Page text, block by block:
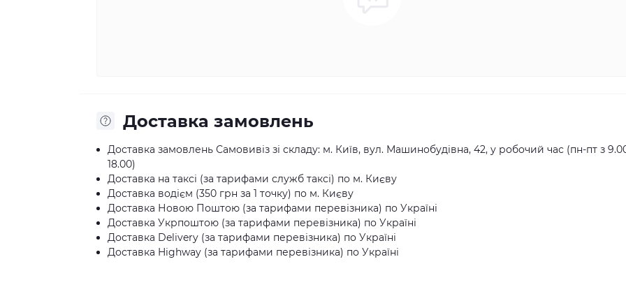
Доставка замовлень
Доставка замовлень Самовивіз зі складу: м. Київ, вул. Машинобудівна, 42, у робочий час (пн-пт з
18.00)
Доставка на таксі (за тарифами служб таксі) по м. Києву
Доставка водієм (350 грн за 1 точку) по м. Києву
Доставка Новою Поштою (за тарифами перевізника) по Україні
Доставка Укрпоштою (за тарифами перевізника) по Україні
Доставка Delivery (за тарифами перевізника) по Україні
Доставка Highway (за тарифами перевізника) по Україні